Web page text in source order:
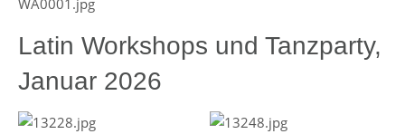
Latin Workshops und Tanzparty,
Januar 2026